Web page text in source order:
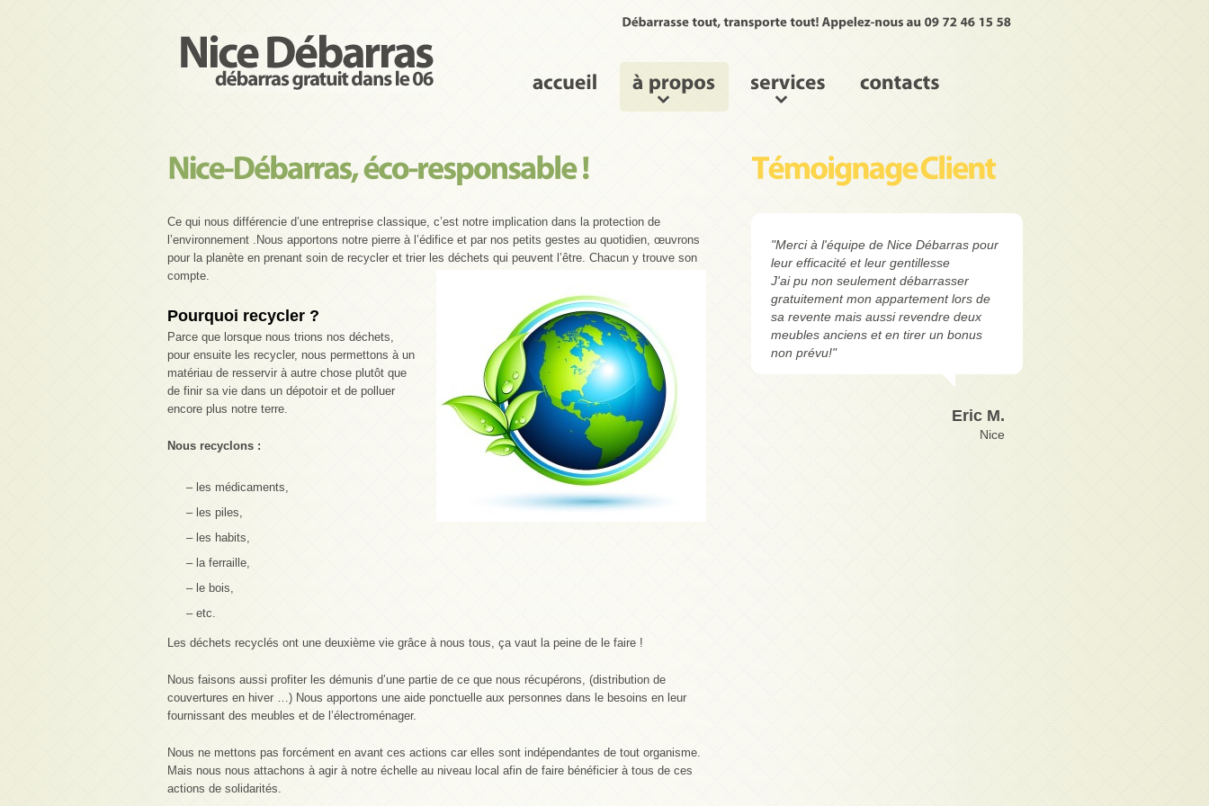
"Merci à l'équipe de Nice Débarras pour
leur efficacité et leur gentillesse
J'ai pu non seulement débarrasser
gratuitement mon appartement lors de
sa revente mais aussi revendre deux
meubles anciens et en tirer un bonus
non prévu!"
Eric M.
Nice
Ce qui nous différencie d’une entreprise classique, c’est notre implication dans la protection de
l’environnement .Nous apportons notre pierre à l’édifice et par nos petits gestes au quotidien, œuvrons
pour la planète en prenant soin de recycler et trier les déchets qui peuvent l’être. Chacun y trouve son
compte.
Pourquoi recycler ?
Parce que lorsque nous trions nos déchets,
pour ensuite les recycler, nous permettons à un
matériau de resservir à autre chose plutôt que
de finir sa vie dans un dépotoir et de polluer
encore plus notre terre.
Nous recyclons :
– les médicaments,
– les piles,
– les habits,
– la ferraille,
– le bois,
– etc.
Les déchets recyclés ont une deuxième vie grâce à nous tous, ça vaut la peine de le faire !
Nous faisons aussi profiter les démunis d’une partie de ce que nous récupérons, (distribution de
couvertures en hiver …) Nous apportons une aide ponctuelle aux personnes dans le besoins en leur
fournissant des meubles et de l’électroménager.
Nous ne mettons pas forcément en avant ces actions car elles sont indépendantes de tout organisme.
Mais nous nous attachons à agir à notre échelle au niveau local afin de faire bénéficier à tous de ces
actions de solidarités.